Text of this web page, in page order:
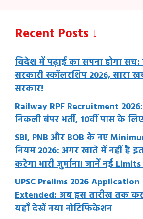
Recent Posts ↓
विदेश में पढ़ाई का सपना होगा सच:
सरकारी स्कॉलरशिप 2026, सारा
सरकार!
Railway RPF Recruitment
निकली बंपर भर्ती, 10वीं पास के
SBI, PNB और BOB के नए
नियम 2026: अगर खाते में नहीं है
कटेगा भारी जुर्माना! जानें नई
UPSC Prelims 2026
Extended: अब इस तारीख तक
यहाँ देखें नया नोटिफिकेशन